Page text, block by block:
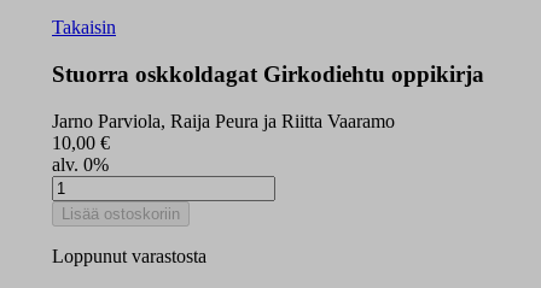
Takaisin
Stuorra oskkoldagat Girkodiehtu oppikirja
Jarno Parviola, Raija Peura ja Riitta Vaaramo
10,00 €
alv. 0%
Stuorra
oskkoldagat
Girkodiehtu
oppikirja
määrä
Lisää ostoskoriin
Loppunut varastosta